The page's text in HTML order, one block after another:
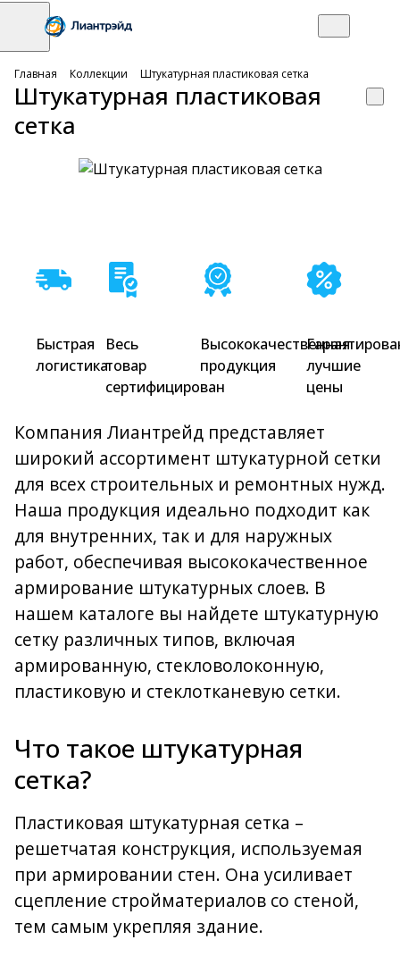
Главная Коллекции Штукатурная пластиковая сетка
Штукатурная пластиковая
сетка
Быстрая
логистика
Весь
товар
сертифицирован
Высококачественная
продукция
лучшие
цены
Компания Лиантрейд представляет
широкий ассортимент штукатурной сетки
для всех строительных и ремонтных нужд.
Наша продукция идеально подходит как
для внутренних, так и для наружных
работ, обеспечивая высококачественное
армирование штукатурных слоев. В
нашем каталоге вы найдете штукатурную
сетку различных типов, включая
армированную, стекловолоконную,
пластиковую и стеклотканевую сетки.
Что такое штукатурная
сетка?
Пластиковая штукатурная сетка –
решетчатая конструкция, используемая
при армировании стен. Она усиливает
сцепление стройматериалов со стеной,
тем самым укрепляя здание.